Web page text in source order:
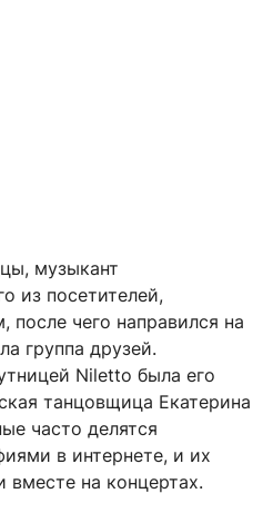
музыкант
из посетителей,
после чего направился на
группа друзей.
Niletto была его
танцовщица Екатерина
часто делятся
в интернете, и их
вместе на концертах.